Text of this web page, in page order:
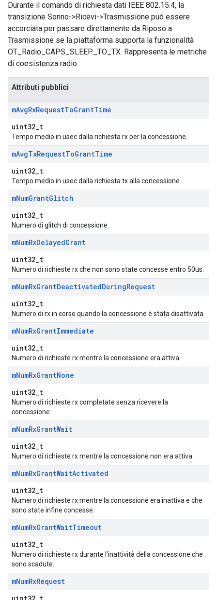
Durante il comando di richiesta dati IEEE 802.15.4, la
transizione Sonno->Ricevi->Trasmissione può essere
accorciata per passare direttamente da Riposo a
Trasmissione se la piattaforma supporta la funzionalità
OT_Radio_CAPS_SLEEP_TO_TX. Rappresenta le metriche
di coesistenza radio.
Attributi pubblici
mAvgRxRequestToGrantTime
uint32_t
Tempo medio in usec dalla richiesta rx per la concessione.
mAvgTxRequestToGrantTime
uint32_t
Tempo medio in usec dalla richiesta tx alla concessione.
mNumGrantGlitch
uint32_t
Numero di glitch di concessione.
mNumRxDelayedGrant
uint32_t
Numero di richieste rx che non sono state concesse entro 50us.
mNumRxGrantDeactivatedDuringRequest
uint32_t
Numero di rx in corso quando la concessione è stata disattivata.
mNumRxGrantImmediate
uint32_t
Numero di richieste rx mentre la concessione era attiva.
mNumRxGrantNone
uint32_t
Numero di richieste rx completate senza ricevere la
concessione.
mNumRxGrantWait
uint32_t
Numero di richieste rx mentre la concessione non era attiva.
mNumRxGrantWaitActivated
uint32_t
Numero di richieste rx mentre la concessione era inattiva e che
sono state infine concesse.
mNumRxGrantWaitTimeout
uint32_t
Numero di richieste rx durante l'inattività della concessione che
sono scadute.
mNumRxRequest